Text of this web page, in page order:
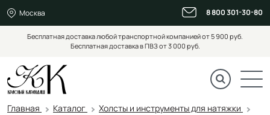
Москва 8 800 301-30-80
Бесплатная доставка любой транспортной компанией от 5 900 руб.
Бесплатная доставка в ПВЗ от 3 000 руб.
Главная Каталог
Холсты и инструменты для натяжки